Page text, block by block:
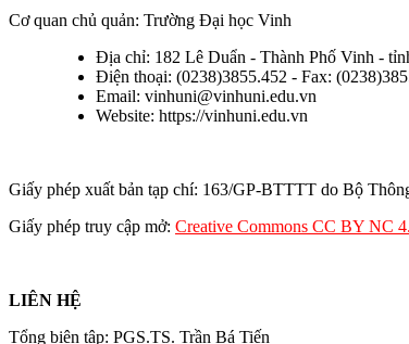
Cơ quan chủ quản: Trường Đại học Vinh
Địa chỉ: 182 Lê Duẩn - Thành Phố Vinh -
Điện thoại: (0238)3855.452 - Fax:
Email: vinhuni@vinhuni.edu.vn
Website: https://vinhuni.edu.vn
Giấy phép xuất bản tạp chí: 163/GP-BTTTT do Bộ
Giấy phép truy cập mở: Creative Commons CC BY NC
LIÊN HỆ
Tổng biên tập: PGS.TS. Trần Bá Tiến